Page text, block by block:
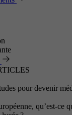
pour devenir
qu’est-ce